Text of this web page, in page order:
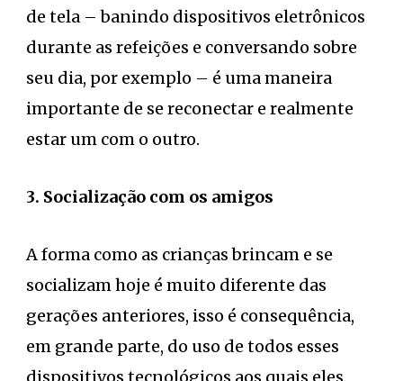
de tela – banindo dispositivos eletrônicos
durante as refeições e conversando sobre
seu dia, por exemplo – é uma maneira
importante de se reconectar e realmente
estar um com o outro.
3. Socialização com os amigos
A forma como as crianças brincam e se
socializam hoje é muito diferente das
gerações anteriores, isso é consequência,
em grande parte, do uso de todos esses
dispositivos tecnológicos aos quais eles